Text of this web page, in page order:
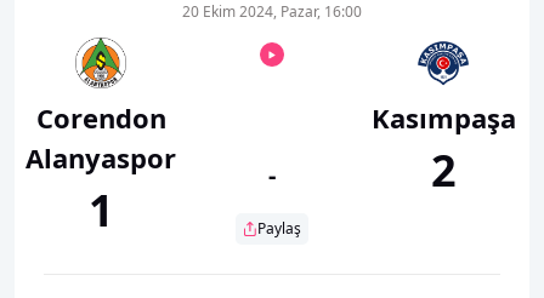
Corendon
Alanyaspor
1
20 Ekim 2024, Pazar, 16:00
-
Paylaş
Kasımpaşa
2